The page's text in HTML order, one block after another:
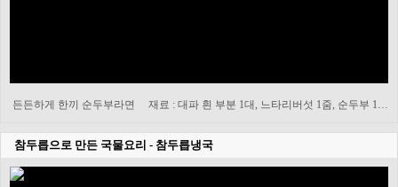
든든하게 한끼 순두부라면 재료 : 대파 흰 부분 1대, 느타리버섯 1줌, 순두부 1…
참두릅으로 만든 국물요리 - 참두릅냉국